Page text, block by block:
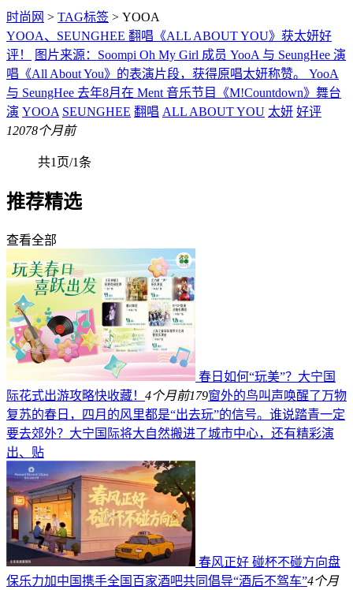
时尚网 > TAG标签 > YOOA
YOOA、SEUNGHEE 翻唱《ALL ABOUT YOU》获太妍好
评！
图片来源：Soompi Oh My Girl 成员 YooA 与 SeungHee 演
唱《All About You》的表演片段，获得原唱太妍称赞。 YooA
与 SeungHee 去年8月在 Ment 音乐节目《M!Countdown》舞台
演 YOOA SEUNGHEE 翻唱 ALL ABOUT YOU 太妍 好评
12078个月前
共1页/1条
推荐精选
查看全部
春日如何“玩美”？大宁国
际花式出游攻略快收藏！ 4个月前179窗外的鸟叫声唤醒了万物
复苏的春日，四月的风里都是“出去玩”的信号。谁说踏青一定
要去郊外？大宁国际将大自然搬进了城市中心，还有精彩演
出、贴
春风正好 碰杯不碰方向盘
保乐力加中国携手全国百家酒吧共同倡导“酒后不驾车”4个月